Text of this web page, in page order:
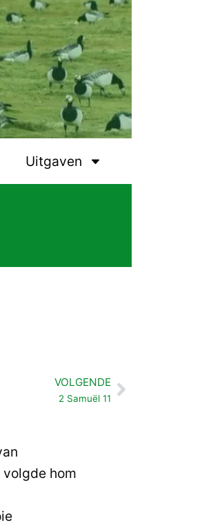
Uitgaven
VOLGENDE
2 Samuël 11Volgende
hom